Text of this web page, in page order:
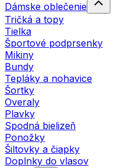
Dámske oblečenie
Tričká a topy
Tielka
Športové podprsenky
Mikiny
Bundy
Tepláky a nohavice
Šortky
Overaly
Plavky
Spodná bielizeň
Ponožky
Šiltovky a čiapky
Doplnky do vlasov